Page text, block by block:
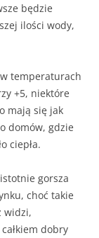
będzie
ilości wody,
temperaturach
+5, niektóre
mają się jak
domów, gdzie
ciepła.
gorsza
choć takie
widzi,
dobry